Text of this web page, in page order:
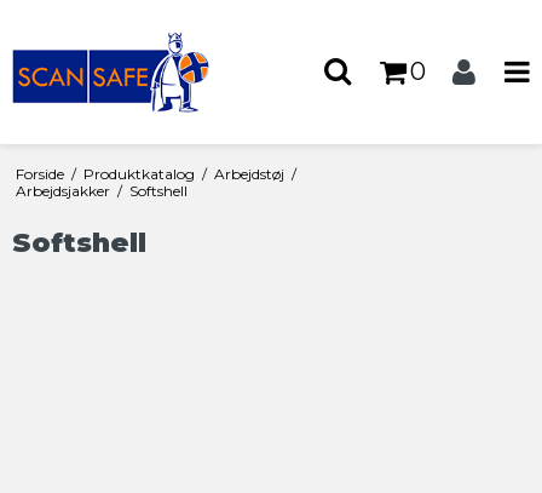
0
Forside / Produktkatalog / Arbejdstøj /
Arbejdsjakker / Softshell
Softshell